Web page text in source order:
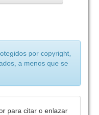
por copyright,
a menos que se
para citar o enlazar